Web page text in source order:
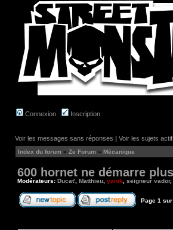
Connexion Inscription
Voir les messages sans réponses | Voir les sujets
Index du forum » Ze Forum » Mécanique
600 hornet ne démarre plus
Modérateurs: Ducat' Matthieu yanik seigneur vador,
Page 1 sur